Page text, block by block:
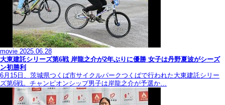
movie 2025.06.28
大東建託シリーズ第6戦 岸龍之介が2年ぶりに優勝 女子は丹野夏波がシーズ
ン初勝利
6月15日、茨城県つくば市サイクルパークつくばで行われた大東建託シリー
ズ第6戦。チャンピオンシップ男子は岸龍之介が予選か…